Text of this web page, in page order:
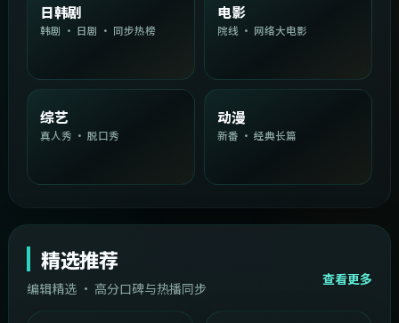
日韩剧
韩剧 · 日剧 · 同步热榜
电影
院线 · 网络大电影
综艺
真人秀 · 脱口秀
动漫
新番 · 经典长篇
精选推荐
编辑精选 · 高分口碑与热播同步
查看更多
中国台湾 1:54:36 2:08:51